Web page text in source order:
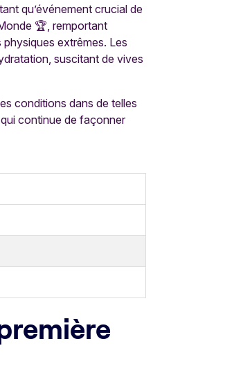
qu’événement crucial de
🏆, remportant
extrêmes. Les
suscitant de vives
conditions dans de telles
continue de façonner